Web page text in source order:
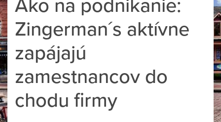
Zingerman´s aktívne
zapájajú
zamestnancov do
chodu firmy